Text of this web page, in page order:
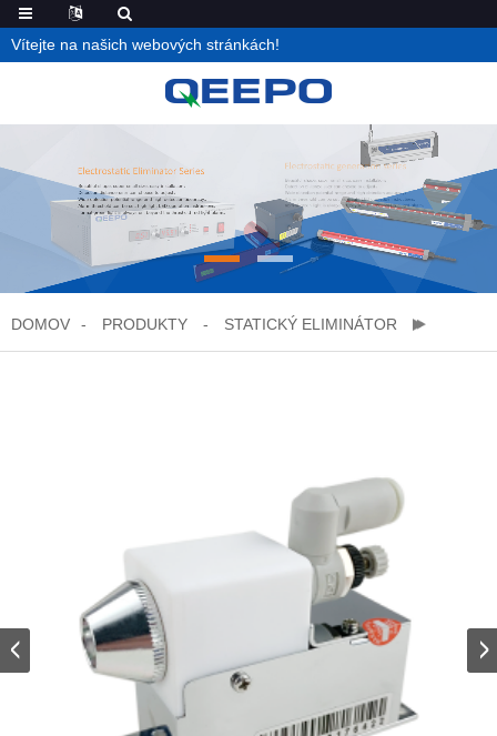
Vítejte na našich webových stránkách!
DOMOV PRODUKTY STATICKÝ ELIMINÁTOR